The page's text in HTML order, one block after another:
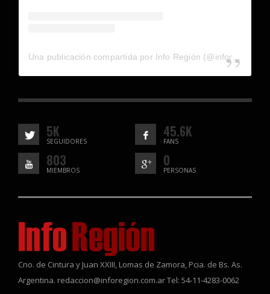
5K
SEGUIDORES
45.6K
FANS
803
MIEMBROS
0
PERSONAS
Cno. de Cintura y Juan XXIII, Lomas de Zamora, Pcia. de Bs. As.
Argentina. redaccion@inforegion.com.ar Tel: 54-11-4283-0062